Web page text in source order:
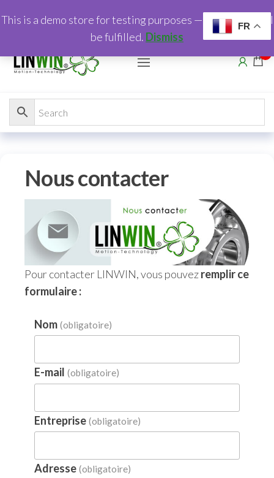
Nous contacter
Pour contacter LINWIN, vous pouvezremplir ce
formulaire :
Nom (obligatoire)
E-mail (obligatoire)
Entreprise (obligatoire)
Adresse (obligatoire)
FR
This is a demo store for testing purposes — no orders shall
be fulfilled. Dismiss